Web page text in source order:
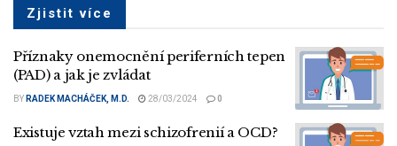
Zjistit více
Příznaky onemocnění periferních tepen
(PAD) a jak je zvládat
BY RADEK MACHÁČEK, M.D. 28/03/2024 0
Existuje vztah mezi schizofrenií a OCD?